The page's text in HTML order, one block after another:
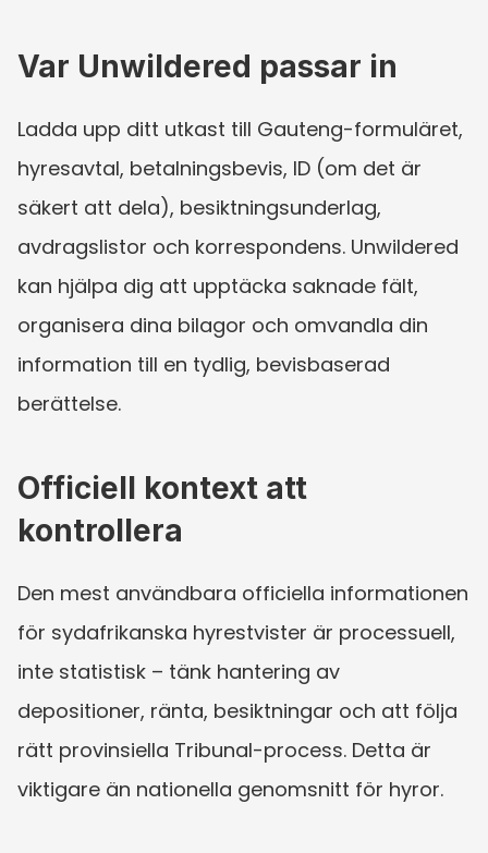
Var Unwildered passar in
Ladda upp ditt utkast till Gauteng-formuläret,
hyresavtal, betalningsbevis, ID (om det är
säkert att dela), besiktningsunderlag,
avdragslistor och korrespondens. Unwildered
kan hjälpa dig att upptäcka saknade fält,
organisera dina bilagor och omvandla din
information till en tydlig, bevisbaserad
berättelse.
Officiell kontext att
kontrollera
Den mest användbara officiella informationen
för sydafrikanska hyrestvister är processuell,
inte statistisk – tänk hantering av
depositioner, ränta, besiktningar och att följa
rätt provinsiella Tribunal-process. Detta är
viktigare än nationella genomsnitt för hyror.